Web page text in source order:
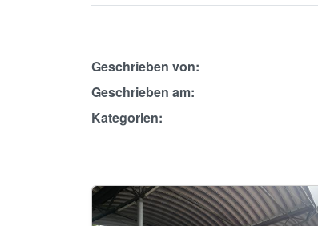
Geschrieben von:
Geschrieben am:
Kategorien:
Image